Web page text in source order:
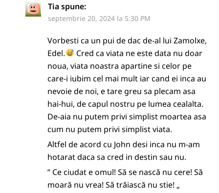
Tia spune:
septembrie 20, 2024 la 5:30 PM
Vorbesti ca un pui de dac de-al lui Zamolxe,
Edel.
Cred ca viata ne este data nu doar
noua, viata noastra apartine si celor pe
care-i iubim cel mai mult iar cand ei inca au
nevoie de noi, e tare greu sa plecam asa
hai-hui, de capul nostru pe lumea cealalta.
De-aia nu putem privi simplist moartea asa
cum nu putem privi simplist viata.
Altfel de acord cu John desi inca nu m-am
hotarat daca sa cred in destin sau nu.
” Ce ciudat e omul! Să se nască nu cere! Să
moară nu vrea! Să trăiască nu stie! „